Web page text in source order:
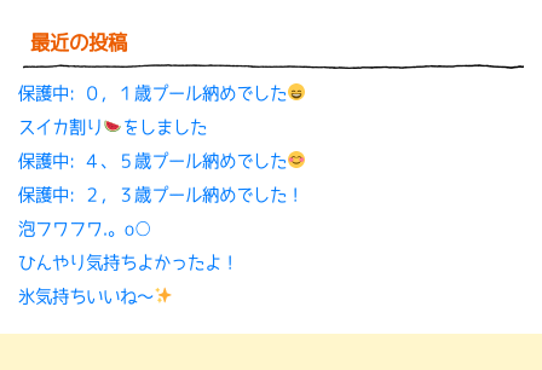
最近の投稿
保護中: ０，１歳プール納めでした
スイカ割り
をしました
保護中: ４、５歳プール納めでした
保護中: ２，３歳プール納めでした！
泡フワフワ.。o○
ひんやり気持ちよかったよ！
氷気持ちいいね〜